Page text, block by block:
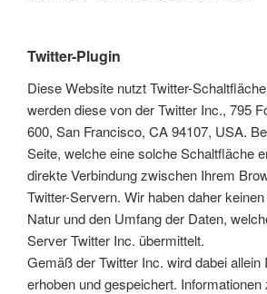
Twitter-Plugin
Diese Website nutzt Twitter-
werden diese von der Twitter Inc., 795
600, San Francisco, CA 94107, USA.
Seite, welche eine solche Schaltfläche
direkte Verbindung zwischen Ihrem
Twitter-Servern. Wir haben daher
Natur und den Umfang der Daten,
Server Twitter Inc. übermittelt.
Gemäß der Twitter Inc. wird dabei allein
erhoben und gespeichert.